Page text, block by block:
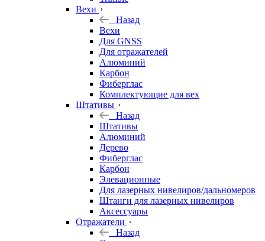
Вехи
Назад
Вехи
Для GNSS
Для отражателей
Алюминий
Карбон
Фиберглас
Комплектующие для вех
Штативы
Назад
Штативы
Алюминий
Дерево
Фиберглас
Карбон
Элевационные
Для лазерных нивелиров/дальномеров
Штанги для лазерных нивелиров
Аксессуары
Отражатели
Назад